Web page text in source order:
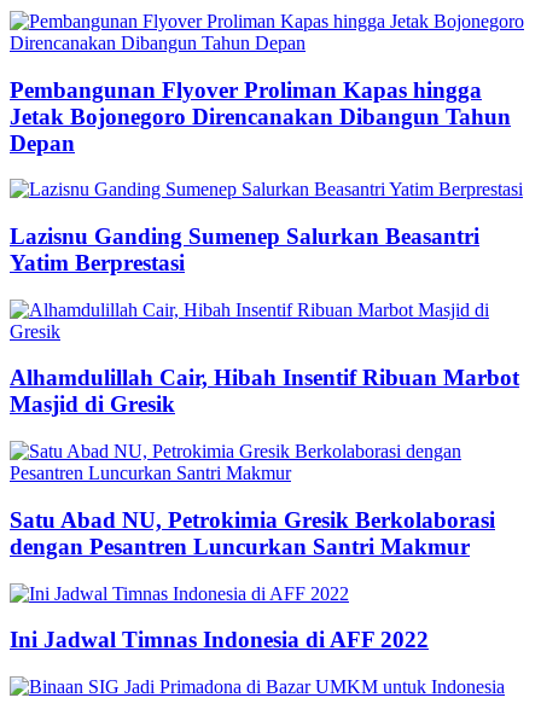
Pembangunan Flyover Proliman Kapas hingga
Jetak Bojonegoro Direncanakan Dibangun Tahun
Depan
Lazisnu Ganding Sumenep Salurkan Beasantri
Yatim Berprestasi
Alhamdulillah Cair, Hibah Insentif Ribuan Marbot
Masjid di Gresik
Satu Abad NU, Petrokimia Gresik Berkolaborasi
dengan Pesantren Luncurkan Santri Makmur
Ini Jadwal Timnas Indonesia di AFF 2022